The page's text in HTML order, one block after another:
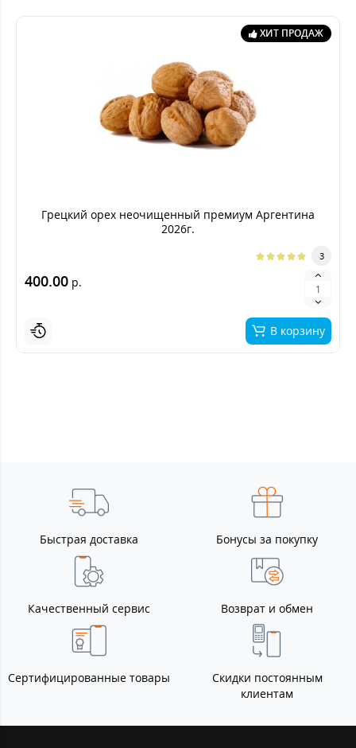
ХИТ ПРОДАЖ
Грецкий орех неочищенный премиум Аргентина
2026г.
3
400.00 р.
В корзину
Быстрая доставка Бонусы за покупку
Качественный сервис Возврат и обмен
Сертифицированные товары
Скидки постоянным
клиентам